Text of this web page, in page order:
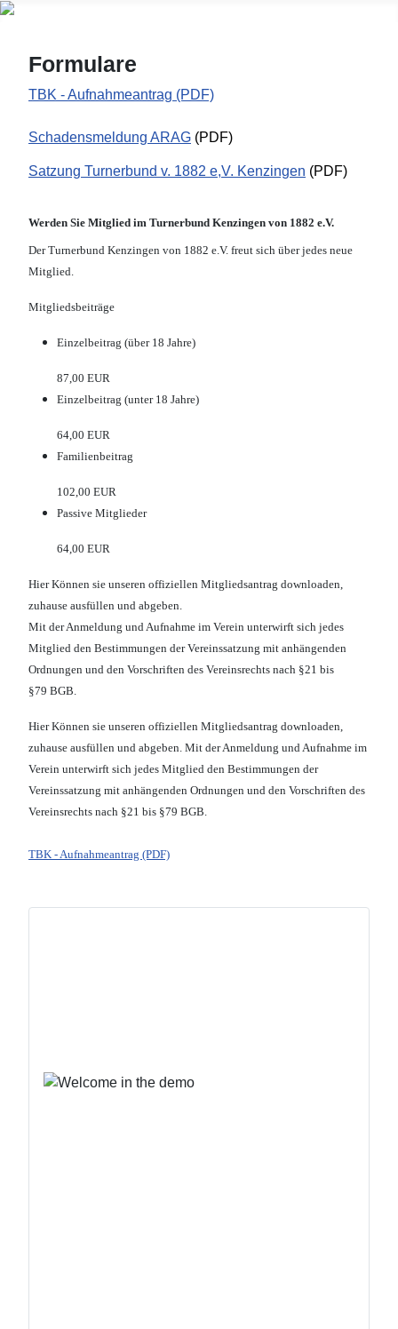
Formulare
TBK - Aufnahmeantrag (PDF)
Schadensmeldung ARAG (PDF)
Satzung Turnerbund v. 1882 e,V. Kenzingen (PDF)
Werden Sie Mitglied im Turnerbund Kenzingen von 1882 e.V.
Der Turnerbund Kenzingen von 1882 e.V. freut sich über jedes neue
Mitglied.
Mitgliedsbeiträge
Einzelbeitrag (über 18 Jahre)
87,00 EUR
Einzelbeitrag (unter 18 Jahre)
64,00 EUR
Familienbeitrag
102,00 EUR
Passive Mitglieder
64,00 EUR
Hier Können sie unseren offiziellen Mitgliedsantrag downloaden,
zuhause ausfüllen und abgeben.
Mit der Anmeldung und Aufnahme im Verein unterwirft sich jedes
Mitglied den Bestimmungen der Vereinssatzung mit anhängenden
Ordnungen und den Vorschriften des Vereinsrechts nach §21 bis
§79 BGB.
Hier Können sie unseren offiziellen Mitgliedsantrag downloaden,
zuhause ausfüllen und abgeben. Mit der Anmeldung und Aufnahme im
Verein unterwirft sich jedes Mitglied den Bestimmungen der
Vereinssatzung mit anhängenden Ordnungen und den Vorschriften des
Vereinsrechts nach §21 bis §79 BGB.
TBK - Aufnahmeantrag (PDF)